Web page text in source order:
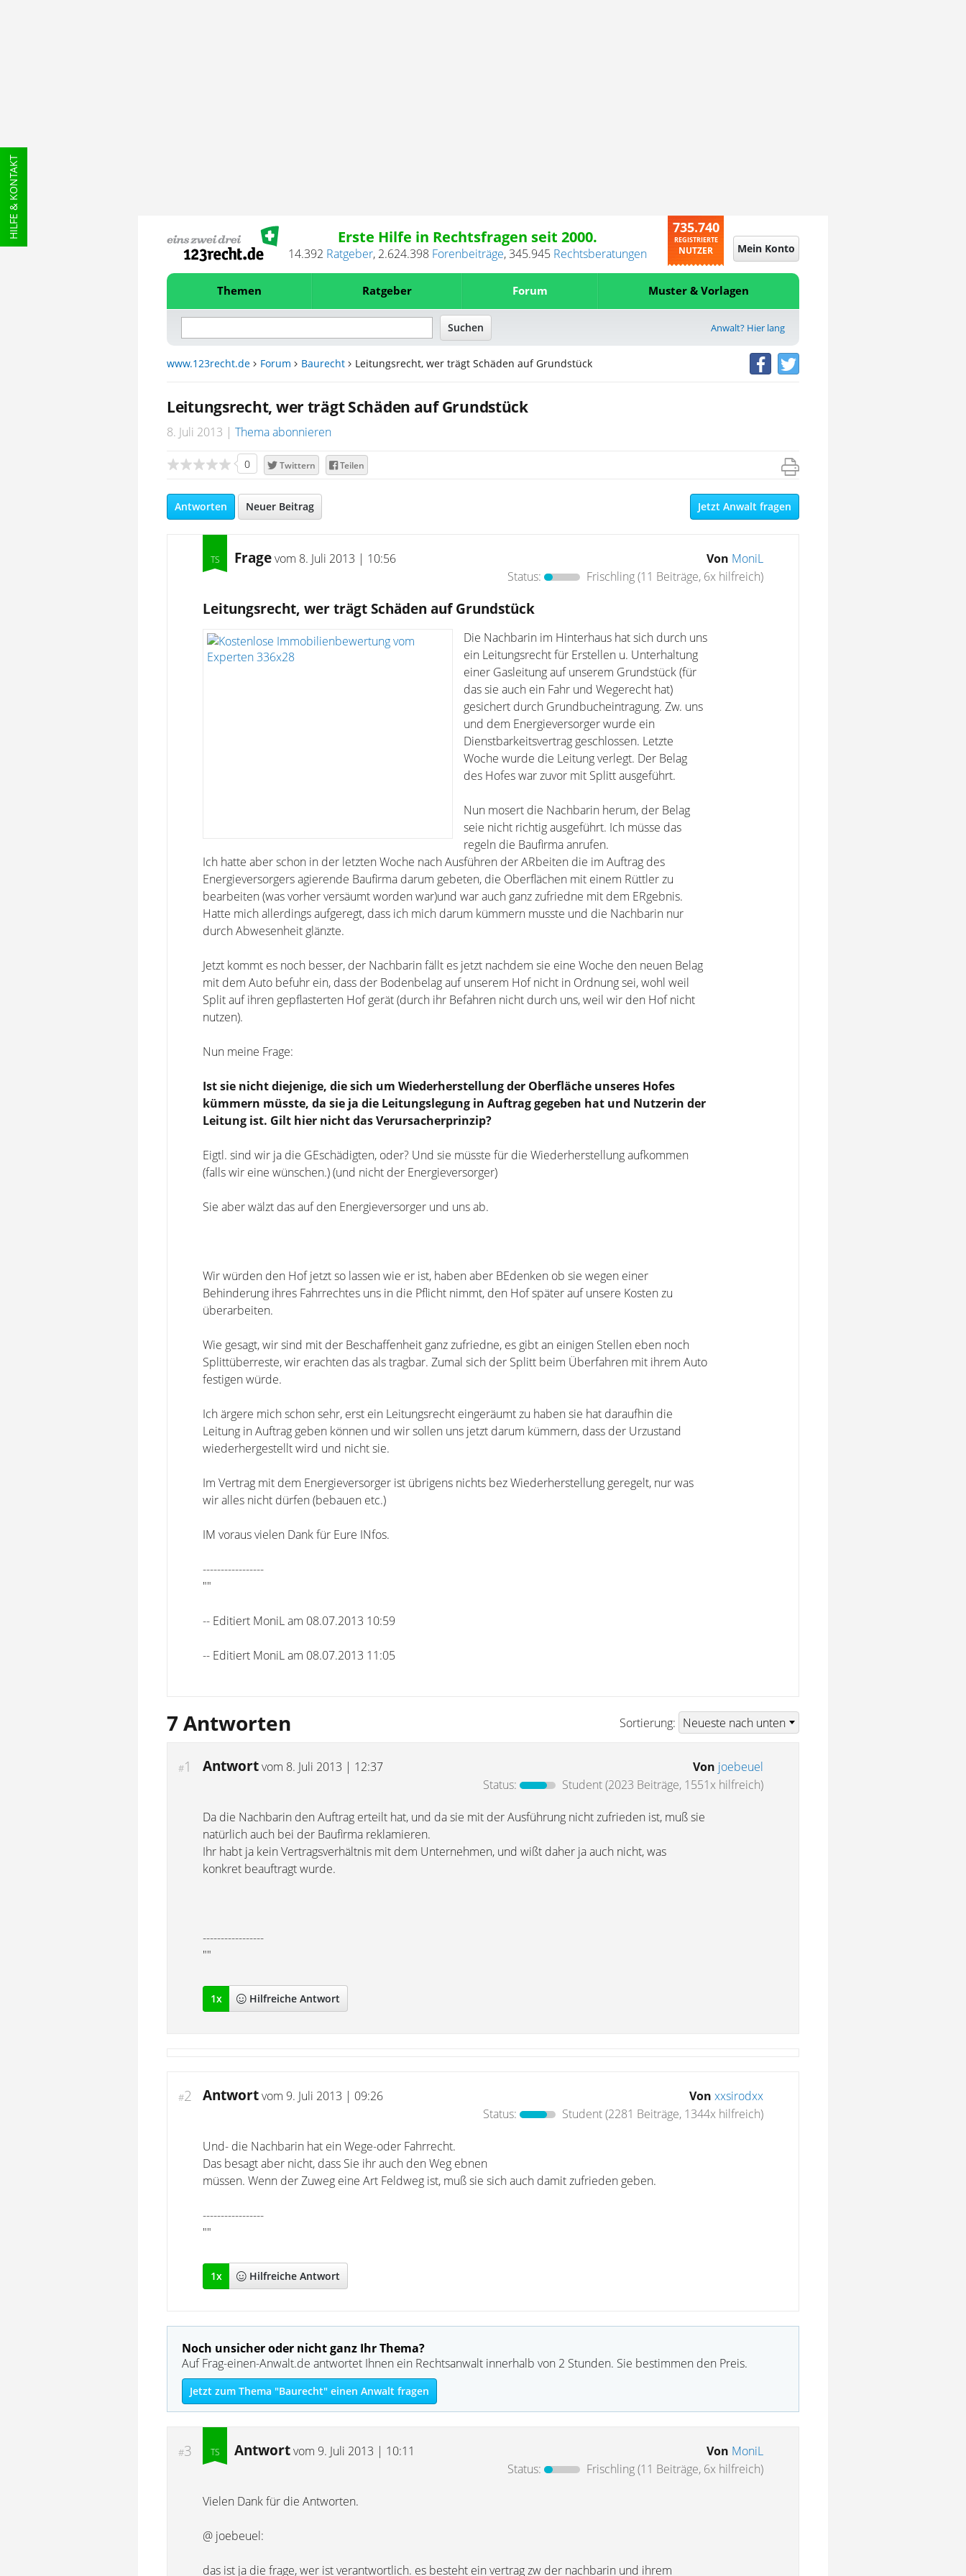
HILFE & KONTAKT Erste Hilfe in Rechtsfragen seit 2000.
14.392 Ratgeber, 2.624.398 Forenbeiträge,345.945 Rechtsberatungen
735.740
REGISTRIERTE
NUTZER Mein Konto
Themen Ratgeber Forum Muster & Vorlagen
Anwalt? Hier lang
www.123recht.de Forum Baurecht Leitungsrecht, wer trägt Schäden auf Grundstück
Leitungsrecht, wer trägt Schäden auf Grundstück
8. Juli 2013 Thema abonnieren
0 Twittern Teilen
Antworten Neuer Beitrag Jetzt Anwalt fragen
Fragevom 8. Juli 2013 | 10:56 Von MoniL
Status:
Frischling(11 Beiträge, 6x hilfreich)
Leitungsrecht, wer trägt Schäden auf Grundstück
Die Nachbarin im Hinterhaus hat sich durch uns
ein Leitungsrecht für Erstellen u. Unterhaltung
einer Gasleitung auf unserem Grundstück (für
das sie auch ein Fahr und Wegerecht hat)
gesichert durch Grundbucheintragung. Zw. uns
und dem Energieversorger wurde ein
Dienstbarkeitsvertrag geschlossen. Letzte
Woche wurde die Leitung verlegt. Der Belag
des Hofes war zuvor mit Splitt ausgeführt.
Nun mosert die Nachbarin herum, der Belag
seie nicht richtig ausgeführt. Ich müsse das
regeln die Baufirma anrufen.
Ich hatte aber schon in der letzten Woche nach Ausführen der ARbeiten die im Auftrag des
Energieversorgers agierende Baufirma darum gebeten, die Oberflächen mit einem Rüttler zu
bearbeiten (was vorher versäumt worden war)und war auch ganz zufriedne mit dem ERgebnis.
Hatte mich allerdings aufgeregt, dass ich mich darum kümmern musste und die Nachbarin nur
durch Abwesenheit glänzte.
Jetzt kommt es noch besser, der Nachbarin fällt es jetzt nachdem sie eine Woche den neuen Belag
mit dem Auto befuhr ein, dass der Bodenbelag auf unserem Hof nicht in Ordnung sei, wohl weil
Split auf ihren gepflasterten Hof gerät (durch ihr Befahren nicht durch uns, weil wir den Hof nicht
nutzen).
Nun meine Frage:
Ist sie nicht diejenige, die sich um Wiederherstellung der Oberfläche unseres Hofes
kümmern müsste, da sie ja die Leitungslegung in Auftrag gegeben hat und Nutzerin der
Leitung ist. Gilt hier nicht das Verursacherprinzip?
Eigtl. sind wir ja die GEschädigten, oder? Und sie müsste für die Wiederherstellung aufkommen
(falls wir eine wünschen.) (und nicht der Energieversorger)
Sie aber wälzt das auf den Energieversorger und uns ab.
Wir würden den Hof jetzt so lassen wie er ist, haben aber BEdenken ob sie wegen einer
Behinderung ihres Fahrrechtes uns in die Pflicht nimmt, den Hof später auf unsere Kosten zu
überarbeiten.
Wie gesagt, wir sind mit der Beschaffenheit ganz zufriedne, es gibt an einigen Stellen eben noch
Splittüberreste, wir erachten das als tragbar. Zumal sich der Splitt beim Überfahren mit ihrem Auto
festigen würde.
Ich ärgere mich schon sehr, erst ein Leitungsrecht eingeräumt zu haben sie hat daraufhin die
Leitung in Auftrag geben können und wir sollen uns jetzt darum kümmern, dass der Urzustand
wiederhergestellt wird und nicht sie.
Im Vertrag mit dem Energieversorger ist übrigens nichts bez Wiederherstellung geregelt, nur was
wir alles nicht dürfen (bebauen etc.)
IM voraus vielen Dank für Eure INfos.
-----------------
""
-- Editiert MoniL am 08.07.2013 10:59
-- Editiert MoniL am 08.07.2013 11:05
7 Antworten Sortierung:
#1 Antwortvom 8. Juli 2013 | 12:37 Von joebeuel
Status:
Student(2023 Beiträge, 1551x hilfreich)
Da die Nachbarin den Auftrag erteilt hat, und da sie mit der Ausführung nicht zufrieden ist, muß sie
natürlich auch bei der Baufirma reklamieren.
Ihr habt ja kein Vertragsverhältnis mit dem Unternehmen, und wißt daher ja auch nicht, was
konkret beauftragt wurde.
-----------------
""
1x Hilfreiche Antwort
#2 Antwortvom 9. Juli 2013 | 09:26 Von xxsirodxx
Status:
Student(2281 Beiträge, 1344x hilfreich)
Und- die Nachbarin hat ein Wege-oder Fahrrecht.
Das besagt aber nicht, dass Sie ihr auch den Weg ebnen
müssen. Wenn der Zuweg eine Art Feldweg ist, muß sie sich auch damit zufrieden geben.
-----------------
""
1x Hilfreiche Antwort
Noch unsicher oder nicht ganz Ihr Thema?
Auf Frag-einen-Anwalt.de antwortet Ihnen ein Rechtsanwalt innerhalb von 2 Stunden. Sie bestimmen den Preis.
Jetzt zum Thema "Baurecht" einen Anwalt fragen
#3 Antwortvom 9. Juli 2013 | 10:11 Von MoniL
Status:
Frischling(11 Beiträge, 6x hilfreich)
Vielen Dank für die Antworten.
@ joebeuel:
das ist ja die frage, wer ist verantwortlich. es besteht ein vertrag zw der nachbarin und ihrem